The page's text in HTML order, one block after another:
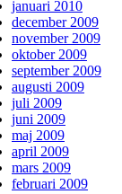
januari 2010
december 2009
november 2009
oktober 2009
september 2009
augusti 2009
juli 2009
juni 2009
maj 2009
april 2009
mars 2009
februari 2009